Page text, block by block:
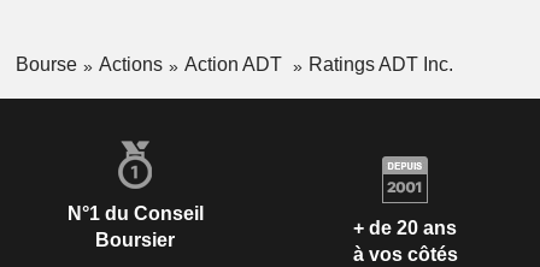
Bourse Actions Action ADT Ratings ADT Inc.
N°1 du Conseil
Boursier
+ de 20 ans
à vos côtés